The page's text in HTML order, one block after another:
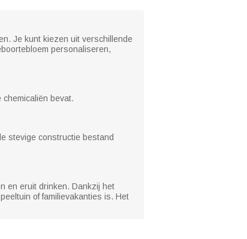
Je kunt kiezen uit verschillende
personaliseren,
bevat.
stevige constructie bestand
en eruit drinken. Dankzij het
of familievakanties is. Het